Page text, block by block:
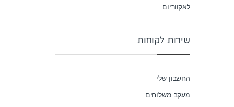
לאקווריום.
שירות לקוחות
החשבון שלי
מעקב משלוחים